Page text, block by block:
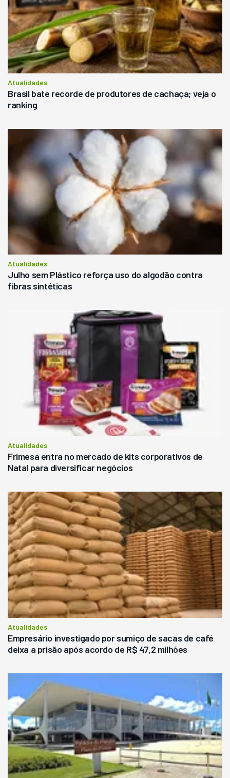
Atualidades
Brasil bate recorde de produtores de cachaça; veja o
ranking
Atualidades
Julho sem Plástico reforça uso do algodão contra
fibras sintéticas
Atualidades
Frimesa entra no mercado de kits corporativos de
Natal para diversificar negócios
Atualidades
Empresário investigado por sumiço de sacas de café
deixa a prisão após acordo de R$ 47,2 milhões